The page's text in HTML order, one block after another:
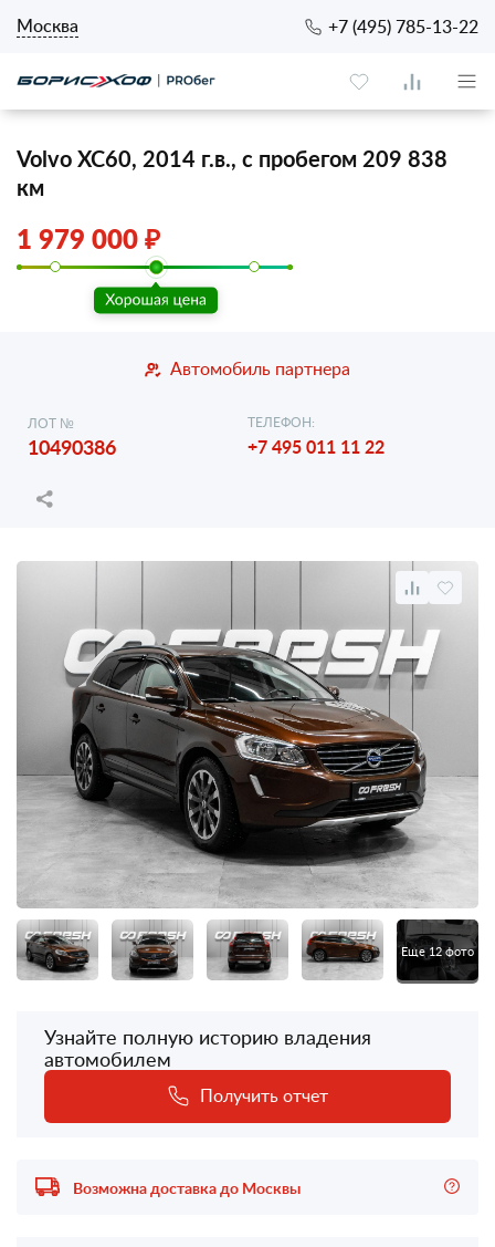
Москва +7 (495) 785-13-22
Volvo XC60, 2014 г.в., с пробегом 209 838
км
1 979 000 ₽
Автомобиль партнера
ЛОТ №
10490386
ТЕЛЕФОН:
+7 495 011 11 22
Еще 12 фото
Узнайте полную историю владения
автомобилем
Получить отчет
Возможна доставка до Москвы